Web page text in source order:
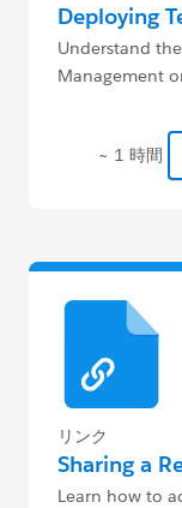
Deploying
Understand
Management
~ 1 時間
リンク
Sharing a
Learn how to